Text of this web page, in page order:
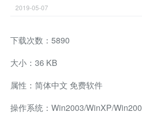
2019-05-07
下载次数：5890
大小：36 KB
属性：简体中文 免费软件